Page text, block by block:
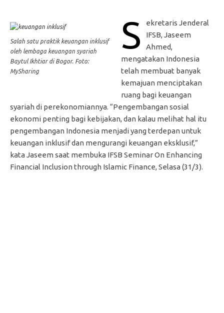
Salah satu praktik keuangan inklusif
oleh lembaga keuangan syariah
Baytul Ikhtiar di Bogor. Foto:
MySharing
S
ekretaris Jenderal
IFSB, Jaseem
Ahmed,
mengatakan Indonesia
telah membuat banyak
kemajuan menciptakan
ruang bagi keuangan
syariah di perekonomiannya. “Pengembangan sosial
ekonomi penting bagi kebijakan, dan kalau melihat hal itu
pengembangan Indonesia menjadi yang terdepan untuk
keuangan inklusif dan mengurangi keuangan eksklusif,”
kata Jaseem saat membuka IFSB Seminar On Enhancing
Financial Inclusion through Islamic Finance, Selasa (31/3).